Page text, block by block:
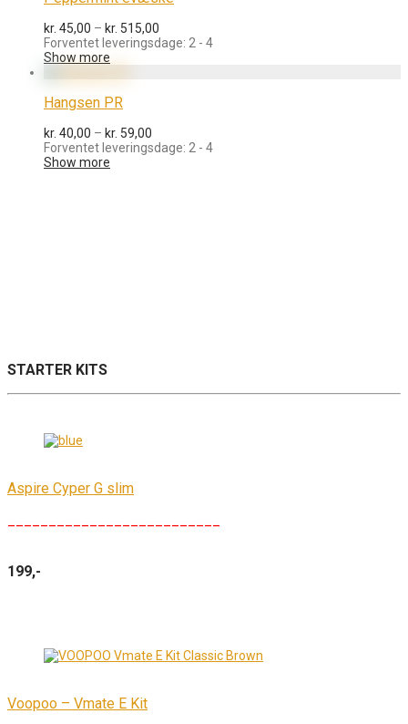
kr. 45,00 – kr. 515,00
kr. 45,00
Forventet leveringsdage: 2 - 4
Show more
Hangsen PR
kr. 40,00 – kr. 59,00
kr. 40,00
Forventet leveringsdage: 2 - 4
Show more
STARTER KITS
Aspire Cyper G slim
199,-
Voopoo – Vmate E Kit